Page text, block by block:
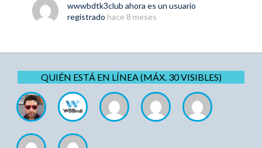
wwwbdtk3club ahora es un usuario
registrado hace 8 meses
QUIÉN ESTÁ EN LÍNEA (MÁX. 30 VISIBLES)